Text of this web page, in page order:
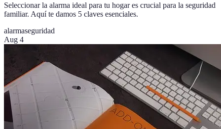
Seleccionar la alarma ideal para tu hogar es crucial para la seguridad
familiar. Aquí te damos 5 claves esenciales.
alarmaseguridad
Aug 4